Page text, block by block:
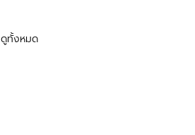
ดูทั้งหมด